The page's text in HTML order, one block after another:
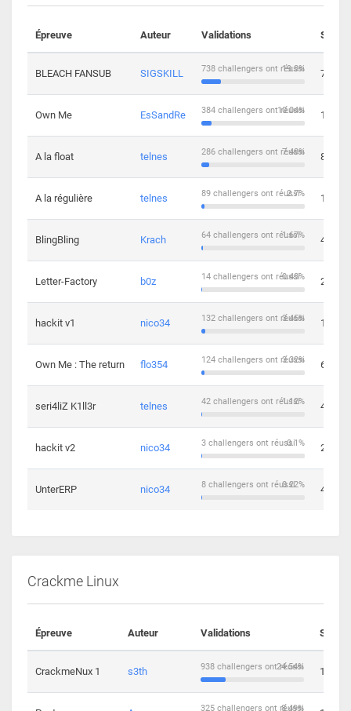
Épreuve Auteur Validations
BLEACH FANSUB SIGSKILL 19.3%
738 challengers ont réussi 7
Own Me EsSandRe 10.04%
384 challengers ont réussi 13
A la float telnes 7.48%
286 challengers ont réussi 8
A la régulière telnes 2.7%
89 challengers ont réussi 10
BlingBling Krach 1.67%
64 challengers ont réussi 4
Letter-Factory b0z 0.43%
14 challengers ont réussi 2
hackit v1 nico34 3.45%
132 challengers ont réussi 12
Own Me : The return flo354 3.32%
124 challengers ont réussi 6
seri4liZ K1ll3r telnes 1.12%
42 challengers ont réussi 4
hackit v2 nico34 0.1%
3 challengers ont réussi 2
UnterERP nico34 0.22%
8 challengers ont réussi 4
Crackme Linux
Épreuve Auteur Validations
CrackmeNux 1 s3th 24.54%
938 challengers ont réussi 14
8.49%
325 challengers ont réussi